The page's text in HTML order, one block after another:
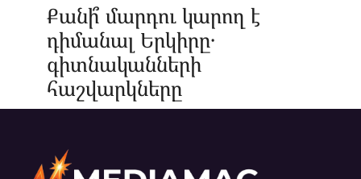
Քանի՞ մարդու կարող է
դիմանալ Երկիրը․
գիտնականների
հաշվարկները